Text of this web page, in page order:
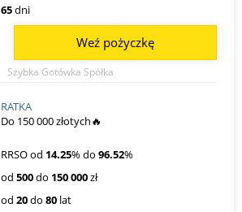
65dni
Szybka Gotówka Spółka
Weź pożyczkę
RATKA
Do 150 000 złotych🔥
RRSO od 14.25% do 96.52%
od 500do 150 000zł
od 20do 80 lat